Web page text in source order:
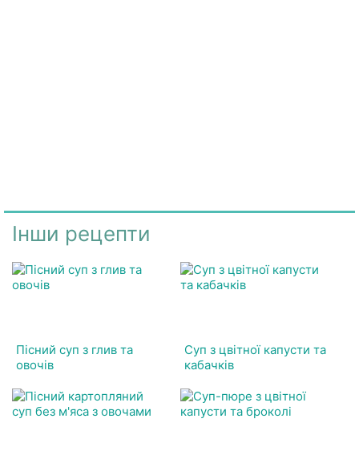
Інши рецепти
Пісний суп з глив та
овочів
Суп з цвітної капусти та
кабачків